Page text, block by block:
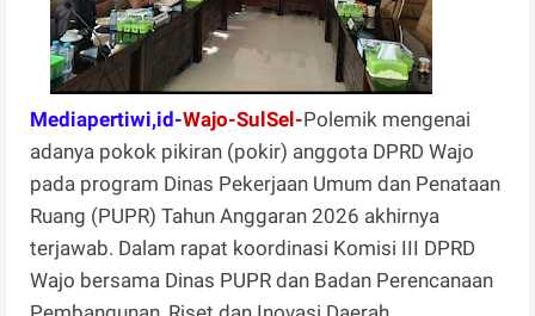
Mediapertiwi,id-Wajo-SulSel-Polemik mengenai
adanya pokok pikiran (pokir) anggota DPRD Wajo
pada program Dinas Pekerjaan Umum dan Penataan
Ruang (PUPR) Tahun Anggaran 2026 akhirnya
terjawab. Dalam rapat koordinasi Komisi III DPRD
Wajo bersama Dinas PUPR dan Badan Perencanaan